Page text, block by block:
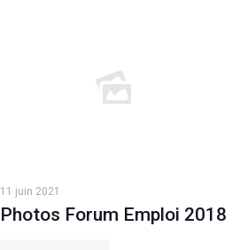
11 juin 2021
Photos Forum Emploi 2018